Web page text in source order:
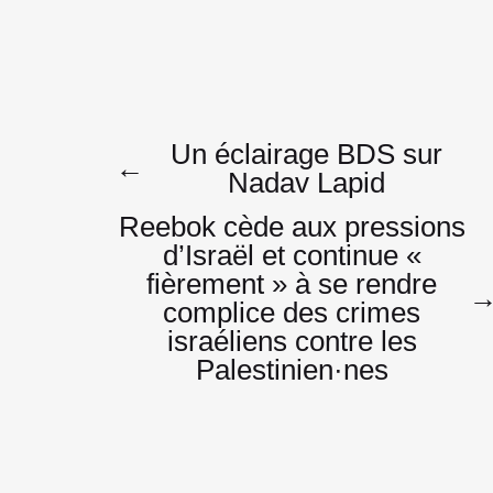
Navigation
de
l’article
←
Un éclairage BDS sur
Nadav Lapid
Reebok cède aux pressions
d’Israël et continue «
fièrement » à se rendre
complice des crimes
israéliens contre les
Palestinien·nes
→